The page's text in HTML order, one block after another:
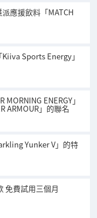
應援飲料「MATCH
Sports Energy」
ENERGY」
ARMOUR」的聯名
Yunker V」的特
免費試用三個月